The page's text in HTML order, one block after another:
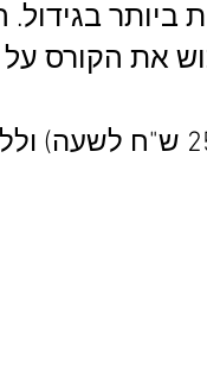
בגידול.
את הקורס על
אפשר לתאם איתי שיעור